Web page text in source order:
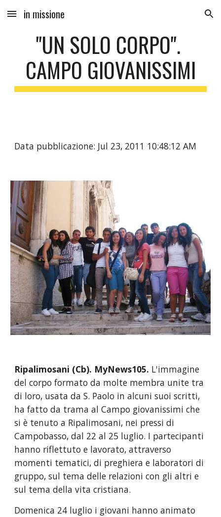
Skip to main content Skip to navigation
in missione
"UN SOLO CORPO".
CAMPO GIOVANISSIMI
Data pubblicazione: Jul 23, 2011 10:48:12 AM
Ripalimosani (Cb). MyNews105. L'immagine
del corpo formato da molte membra unite tra
di loro, usata da S. Paolo in alcuni suoi scritti,
ha fatto da trama al Campo giovanissimi che
si è tenuto a Ripalimosani, nei pressi di
Campobasso, dal 22 al 25 luglio. I partecipanti
hanno riflettuto e lavorato, attraverso
momenti tematici, di preghiera e laboratori di
gruppo, sul tema delle relazioni con gli altri e
sul tema della vita cristiana.
Domenica 24 luglio i giovani hanno animato